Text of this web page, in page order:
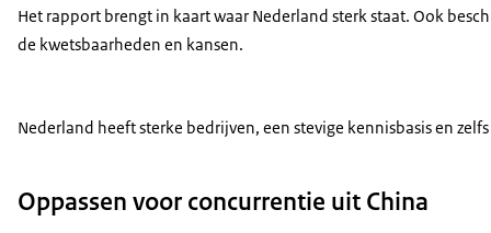
Het rapport brengt in kaart waar Nederland sterk staat. Ook
de kwetsbaarheden en kansen.
Nederland heeft sterke bedrijven, een stevige kennisbasis en
Oppassen voor concurrentie uit China